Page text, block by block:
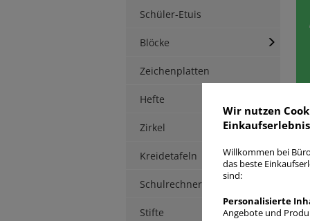
Schüler-Etuis
Blöcke
Zeichenplatten
Hefte
Zirkel
Kreidetafeln
Schulrechner
Stifte
Wir nutzen
Willkommen bei
das beste
sind:
Personalisierte
Angebote und